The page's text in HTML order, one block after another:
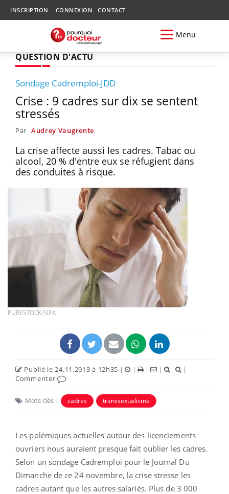
INSCRIPTION CONNEXION CONTACT
Menu
QUESTION D'ACTU
Sondage Cadremploi-JDD
Crise : 9 cadres sur dix se sentent
stressés
Par Audrey Vaugrente
La crise affecte aussi les cadres. Tabac ou
alcool, 20 % d'entre eux se réfugient dans
des conduites à risque.
PURESTOCK/SIPA
Publié le 24.11.2013 à 12h35 | | | |
|
Commenter
Mots clés : cadres transsexualisme
Les polémiques actuelles autour des licenciements
ouvriers nous auraient presque fait oublier les cadres.
Selon un sondage Cadremploi pour le Journal Du
Dimanche de ce 24 novembre, la crise stresse les
cadres autant que les autres salariés. Plus de 3 000